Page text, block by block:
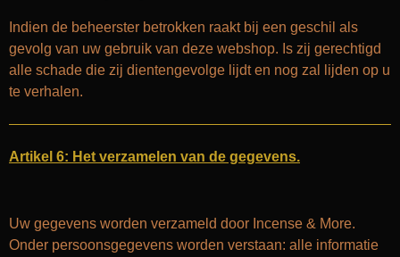
Indien de beheerster betrokken raakt bij een geschil als
gevolg van uw gebruik van deze webshop. Is zij gerechtigd
alle schade die zij dientengevolge lijdt en nog zal lijden op u
te verhalen.
Artikel 6: Het verzamelen van de gegevens.
Uw gegevens worden verzameld door Incense & More.
Onder persoonsgegevens worden verstaan: alle informatie